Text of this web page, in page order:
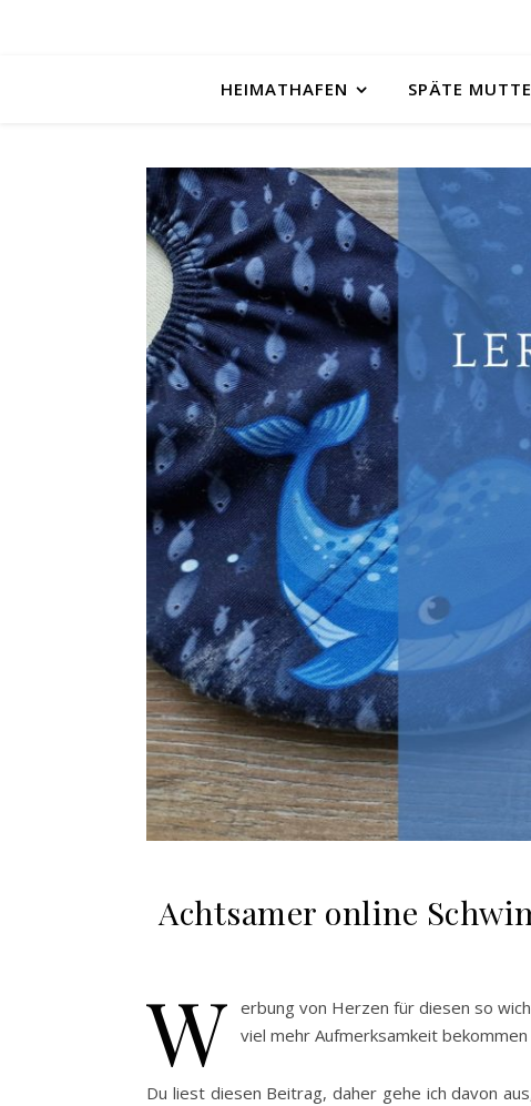
HEIMATHAFEN SPÄTE
Achtsamer online
W erbung von Herzen für diesen so
viel mehr Aufmerksamkeit
Du liest diesen Beitrag, daher gehe ich davon